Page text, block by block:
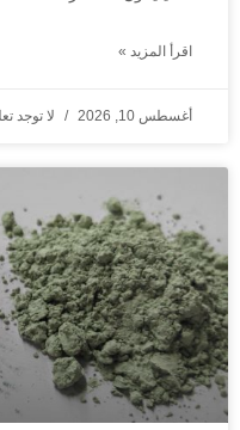
اقرأ المزيد »
أغسطس 10, 2026 لا توجد